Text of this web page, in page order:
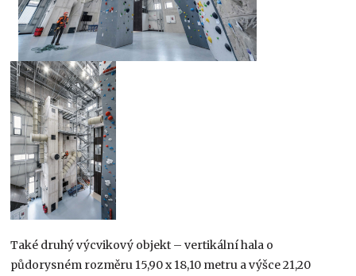
Také druhý výcvikový objekt – vertikální hala o
půdorysném rozměru 15,90 x 18,10 metru a výšce 21,20